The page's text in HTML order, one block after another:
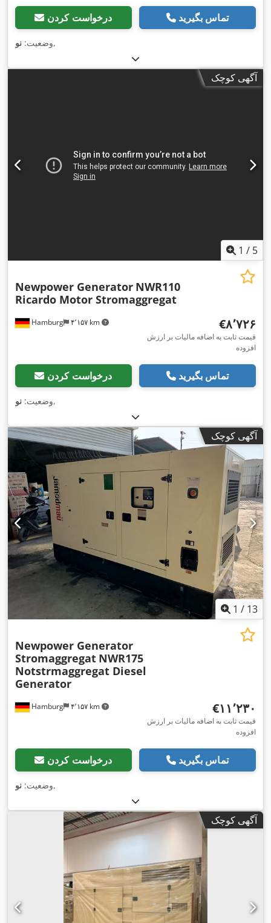
درخواست کردن تماس بگیرید
وضعیت: نو ,
آگهی کوچک
1 / 5
Hamburg ۴٬۱۵۷ km
Newpower Generator NWR110
Ricardo Motor Stromaggregat
‎€۸٬۷۲۶
قیمت ثابت به اضافه مالیات بر ارزش
افزوده
درخواست کردن تماس بگیرید
وضعیت: نو ,
آگهی کوچک
1 / 13
Hamburg ۴٬۱۵۷ km
Newpower Generator
Stromaggregat NWR175
Notstrmaggregat Diesel
Generator
‎€۱۱٬۲۳۰
قیمت ثابت به اضافه مالیات بر ارزش
افزوده
درخواست کردن تماس بگیرید
وضعیت: نو ,
آگهی کوچک